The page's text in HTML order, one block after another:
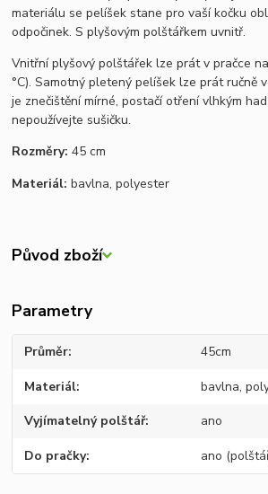
materiálu se pelíšek stane pro vaší kočku
odpočinek. S plyšovým polštářkem uvnitř.
Vnitřní plyšový polštářek lze prát v pračce
°C). Samotný pletený pelíšek lzeprát ručně
je znečištění mírné, postačí otření vlhkým
nepoužívejte sušičku.
Rozměry:45 cm
Materiál: bavlna, polyester
Původ zboží
Parametry
Průměr 45cm
Materiál bavlna,
Vyjímatelný polštář ano
Do pračky ano